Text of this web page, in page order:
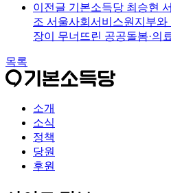
이전글 기본소득당 최승현
조 서울사회서비스원지부와
장이 무너뜨린 공공돌봄·의
목록
소개
소식
정책
당원
후원